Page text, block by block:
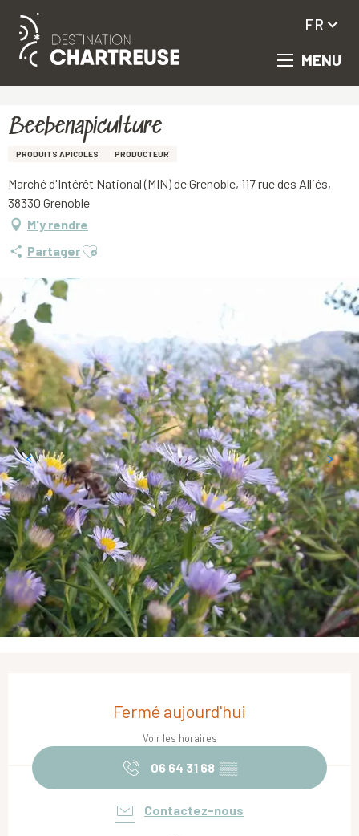
Aller
principal
MENU
FR
Beebenapiculture
PRODUITS APICOLES PRODUCTEUR
Marché d'Intérêt National (MIN) de Grenoble, 117 rue des Alliés,
38330 Grenoble
M'y rendre
PartagerAjouter aux favoris
Fermé aujourd'hui
Voir les horaires
06 64 31 68 ▒▒
Contactez-nous